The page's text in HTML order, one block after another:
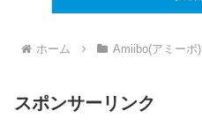
ホーム Amiibo(アミーボ)
スポンサーリンク